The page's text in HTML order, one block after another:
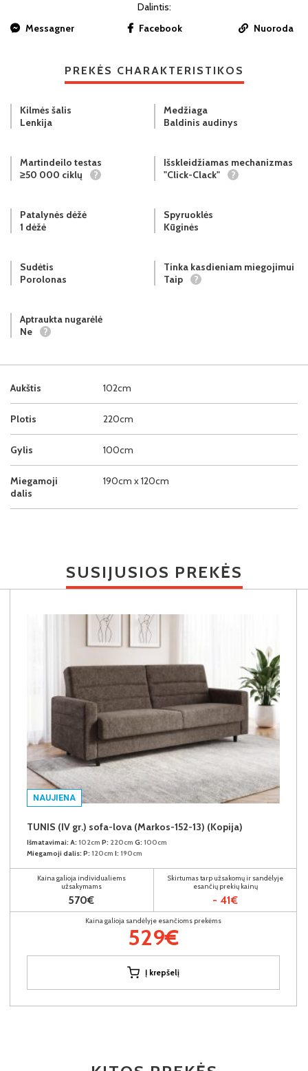
Dalintis:
Messagner
Facebook Nuoroda
PREKĖS CHARAKTERISTIKOS
Aukštis 102cm
Plotis 220cm
Gylis 100cm
Miegamoji
dalis
190cm x 120cm
Kilmės šalis
Lenkija
Medžiaga
Baldinis audinys
Martindeilo testas
≥50 000 ciklų
?
Išskleidžiamas mechanizmas
"Click-Clack"
?
Patalynės dėžė
1 dėžė
Spyruoklės
Kūginės
Sudėtis
Porolonas
Tinka kasdieniam miegojimui
Taip
?
Aptraukta nugarėlė
Ne
?
SUSIJUSIOS PREKĖS
NAUJIENA
TUNIS (IV gr.) sofa-lova (Markos-152-13) (Kopija)
Išmatavimai: A: 102cm P: 220cm G: 100cm
Miegamoji dalis: P: 120cm I: 190cm
Kaina galioja individualiems
užsakymams
570€
Skirtumas tarp užsakomų ir sandėlyje
esančių prekių kainų
- 41€
Kaina galioja sandėlyje esančioms prekėms
529€
Į krepšelį